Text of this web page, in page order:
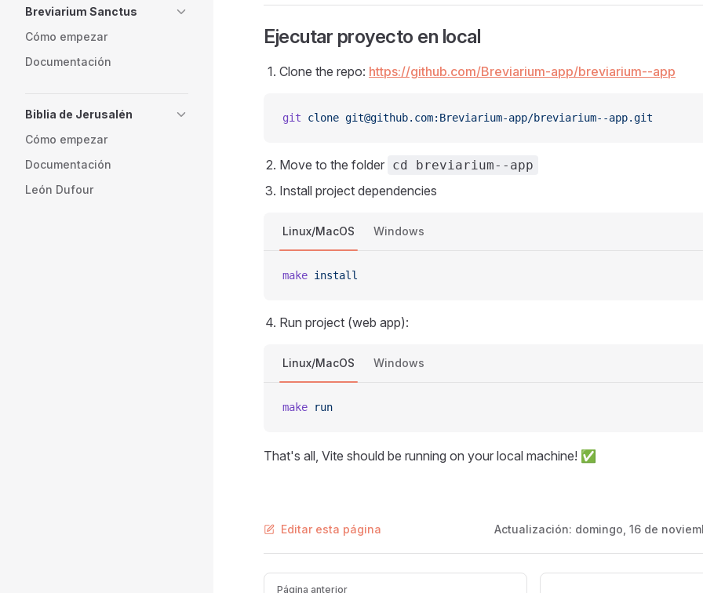
Breviarium Sanctus
Cómo empezar
Documentación
Biblia de Jerusalén
Cómo empezar
Documentación
León Dufour
Ejecutar proyecto en local
Clone the repo: https://github.com/Breviarium-app/breviarium--app
git clone git@github.com:Breviarium-app/breviarium--app.git
Move to the folder cd breviarium--app
Install project dependencies
Linux/MacOS Windows
make install
Run project (web app):
Linux/MacOS Windows
make run
That's all, Vite should be running on your local machine! ✅
Editar esta página Actualización: domingo, 16 de
Pager
Página anterior